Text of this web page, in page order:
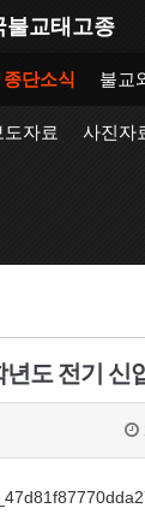
불교태고종
종단소식 불교
도자료 사진자
도 전기 신